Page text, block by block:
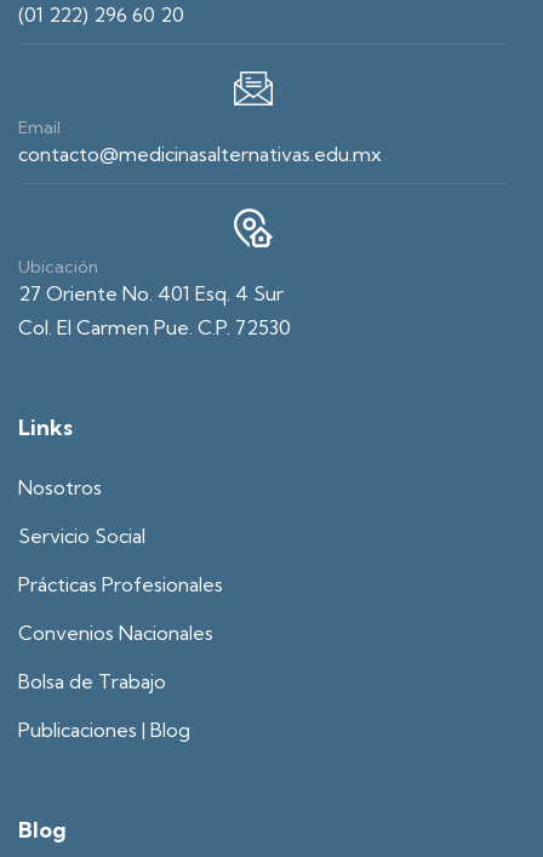
(01 222) 296 60 20
Email
contacto@medicinasalternativas.edu.mx
Ubicación
27 Oriente No. 401 Esq. 4 Sur
Col. El Carmen Pue. C.P. 72530
Links
Nosotros
Servicio Social
Prácticas Profesionales
Convenios Nacionales
Bolsa de Trabajo
Publicaciones | Blog
Blog